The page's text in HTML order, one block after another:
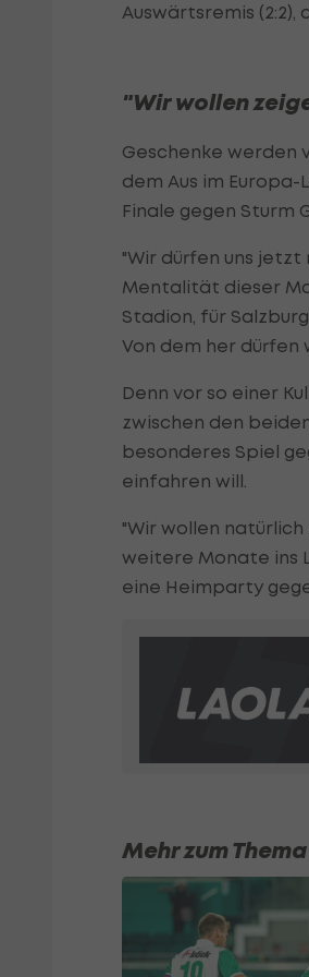
Auswärtsremis (2:2),
"Wir wollen
Geschenke werden
dem Aus im
Finale gegen Sturm
"Wir dürfen uns
Mentalität dieser
Stadion, für
Von dem her dürfen
Denn vor so einer
zwischen den
besonderes Spiel
einfahren will.
"Wir wollen
weitere Monate ins
eine Heimparty
Mehr zum Thema